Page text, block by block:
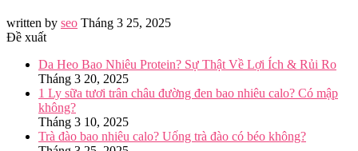
written by seo Tháng 3 25, 2025
Đề xuất
Da Heo Bao Nhiêu Protein? Sự Thật Về Lợi Ích & Rủi Ro
Tháng 3 20, 2025
1 Ly sữa tươi trân châu đường đen bao nhiêu calo? Có mập
không?
Tháng 3 10, 2025
Trà đào bao nhiêu calo? Uống trà đào có béo không?